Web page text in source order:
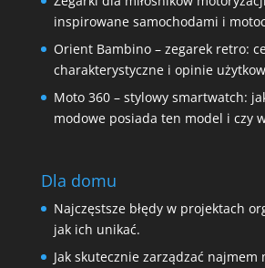
inspirowane samochodami i
Orient Bambino – zegarek retro:
charakterystyczne i opinie
Moto 360 – stylowy smartwatch:
modowe posiada ten model i czy
Dla domu
Najczęstsze błędy w projektach
jak ich unikać.
Jak skutecznie zarządzać najmem